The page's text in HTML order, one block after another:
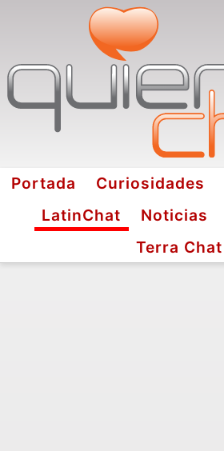
Portada Curiosidades
LatinChat
Noticias
Terra Chat